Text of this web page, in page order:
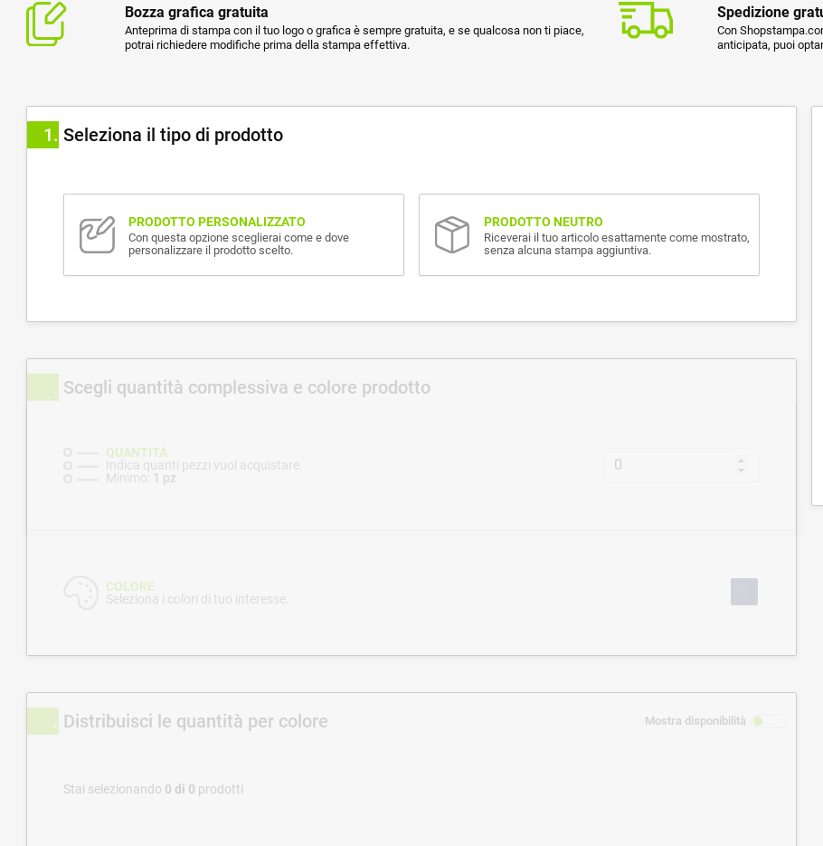
Bozza grafica gratuita
Anteprima di stampa con il tuo logo o grafica è sempre gratuita, e se qualcosa non ti piace,
potrai richiedere modifiche prima della stampa effettiva.
Spedizione
Con
anticipata, puoi
1 Seleziona il tipo di prodotto
PRODOTTO PERSONALIZZATO
Con questa opzione sceglierai come e dove
personalizzare il prodotto scelto.
PRODOTTO NEUTRO
Riceverai il tuo articolo esattamente come mostrato,
senza alcuna stampa aggiuntiva.
Scegli quantità complessiva e colore prodotto
QUANTITÀ
Indica quanti pezzi vuoi acquistare.
Minimo: 1 pz
COLORE
Seleziona i colori di tuo interesse.
Distribuisci le quantità per colore Mostra disponibilità
Stai selezionando 0 di 0 prodotti